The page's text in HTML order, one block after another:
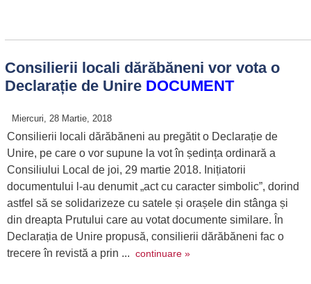
Consilierii locali dărăbăneni vor vota o
Declarație de Unire DOCUMENT
Miercuri, 28 Martie, 2018
Consilierii locali dărăbăneni au pregătit o Declarație de
Unire, pe care o vor supune la vot în ședința ordinară a
Consiliului Local de joi, 29 martie 2018. Inițiatorii
documentului l-au denumit „act cu caracter simbolic”, dorind
astfel să se solidarizeze cu satele și orașele din stânga și
din dreapta Prutului care au votat documente similare. În
Declarația de Unire propusă, consilierii dărăbăneni fac o
trecere în revistă a prin ... continuare »